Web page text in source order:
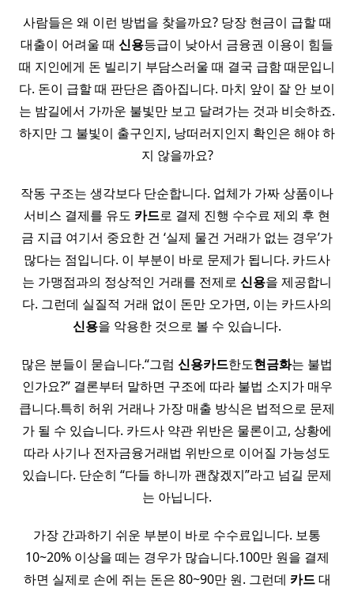
사람들은 왜 이런 방법을 찾을까요? 당장 현금이 급할 때
대출이 어려울 때 신용등급이 낮아서 금융권 이용이 힘들
때 지인에게 돈 빌리기 부담스러울 때 결국 급함 때문입니
다. 돈이 급할 때 판단은 좁아집니다. 마치 앞이 잘 안 보이
는 밤길에서 가까운 불빛만 보고 달려가는 것과 비슷하죠.
하지만 그 불빛이 출구인지, 낭떠러지인지 확인은 해야 하
지 않을까요?
작동 구조는 생각보다 단순합니다. 업체가 가짜 상품이나
서비스 결제를 유도 카드로 결제 진행 수수료 제외 후 현
금 지급 여기서 중요한 건 ‘실제 물건 거래가 없는 경우’가
많다는 점입니다. 이 부분이 바로 문제가 됩니다. 카드사
는 가맹점과의 정상적인 거래를 전제로 신용을 제공합니
다. 그런데 실질적 거래 없이 돈만 오가면, 이는 카드사의
신용을 악용한 것으로 볼 수 있습니다.
많은 분들이 묻습니다.“그럼 신용카드한도현금화는 불법
인가요?” 결론부터 말하면 구조에 따라 불법 소지가 매우
큽니다.특히 허위 거래나 가장 매출 방식은 법적으로 문제
가 될 수 있습니다. 카드사 약관 위반은 물론이고, 상황에
따라 사기나 전자금융거래법 위반으로 이어질 가능성도
있습니다. 단순히 “다들 하니까 괜찮겠지”라고 넘길 문제
는 아닙니다.
가장 간과하기 쉬운 부분이 바로 수수료입니다. 보통
10~20% 이상을 떼는 경우가 많습니다.100만 원을 결제
하면 실제로 손에 쥐는 돈은 80~90만 원. 그런데 카드대